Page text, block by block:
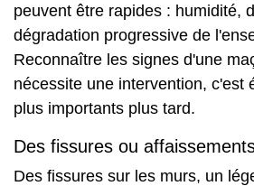
peuvent être rapides : humidité,
dégradation progressive de
Reconnaître les signes d'une
nécessite une intervention, c'est
plus importants plus tard.
Des fissures ou
Des fissures sur les murs, un